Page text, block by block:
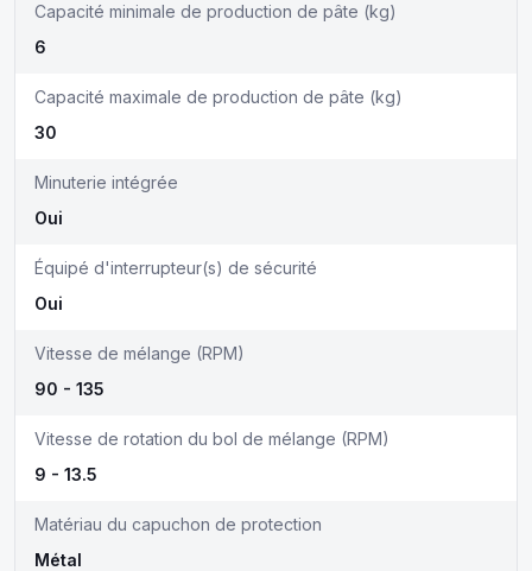
Capacité minimale de production de pâte (kg)
6
Capacité maximale de production de pâte (kg)
30
Minuterie intégrée
Oui
Équipé d'interrupteur(s) de sécurité
Oui
Vitesse de mélange (RPM)
90 - 135
Vitesse de rotation du bol de mélange (RPM)
9 - 13.5
Matériau du capuchon de protection
Métal